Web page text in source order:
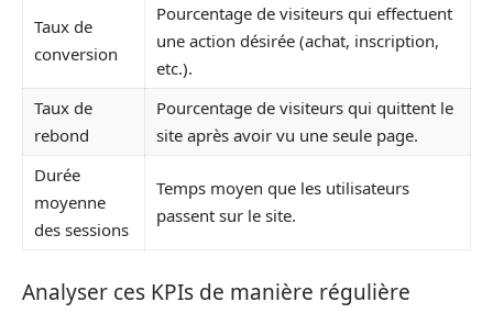
Taux de
conversion
Pourcentage de visiteurs qui effectuent
une action désirée (achat, inscription,
etc.).
Taux de
rebond
Pourcentage de visiteurs qui quittent le
site après avoir vu une seule page.
Durée
moyenne
des sessions
Temps moyen que les utilisateurs
passent sur le site.
Analyser ces KPIs de manière régulière